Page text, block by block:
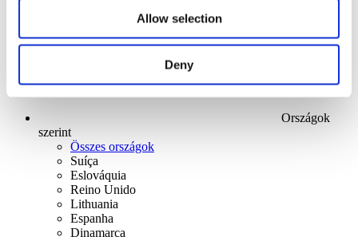
Allow selection
Deny
Országok
szerint
Összes országok
Suíça
Eslováquia
Reino Unido
Lithuania
Espanha
Dinamarca